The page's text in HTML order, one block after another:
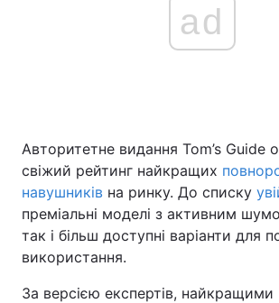
ad
Авторитетне видання Tom’s Guide
свіжий рейтинг найкращих
навушників на ринку. До списку
преміальні моделі з активним
так і більш доступні варіанти для
використання.
За версією експертів, найкращими